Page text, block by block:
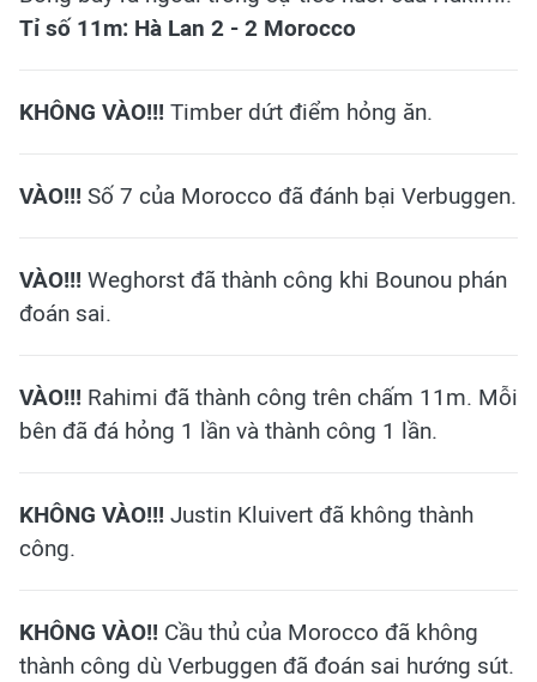
Tỉ số 11m: Hà Lan 2 - 2 Morocco
KHÔNG VÀO!!! Timber dứt điểm hỏng ăn.
VÀO!!! Số 7 của Morocco đã đánh bại Verbuggen.
VÀO!!! Weghorst đã thành công khi Bounou phán
đoán sai.
VÀO!!! Rahimi đã thành công trên chấm 11m. Mỗi
bên đã đá hỏng 1 lần và thành công 1 lần.
KHÔNG VÀO!!! Justin Kluivert đã không thành
công.
KHÔNG VÀO!! Cầu thủ của Morocco đã không
thành công dù Verbuggen đã đoán sai hướng sút.